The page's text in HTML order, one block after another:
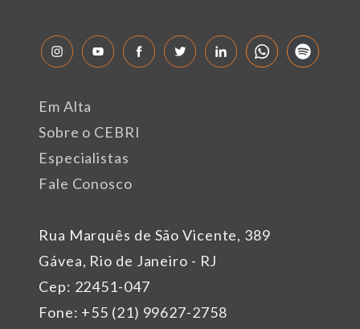
Rua Marquês de São Vicente, 389
Gávea, Rio de Janeiro - RJ
Cep: 22451-047
Fone: +55 (21) 99627-2758
Em Alta
Sobre o CEBRI
Especialistas
Fale Conosco